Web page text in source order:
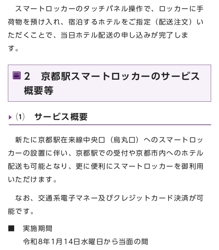
スマートロッカーのタッチパネル操作で、ロッカーに手
荷物を預け入れ、宿泊するホテルをご指定（配送注文）い
ただくことで、当日ホテル配送の申し込みが完了しま
す。
2 京都駅スマートロッカーのサービス
概要等
⑴ サービス概要
新たに京都駅在来線中央口（烏丸口）へのスマートロッ
カーの設置に伴い、京都駅での受付や京都市内へのホテル
配送も可能となり、更に便利にスマートロッカーを御利用
いただけます。
なお、交通系電子マネー及びクレジットカード決済が可
能です。
■ 実施期間
令和8年1月14日水曜日から当面の間